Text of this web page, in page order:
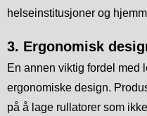
helseinstitusjoner og
3. Ergonomisk
En annen viktig fordel med
ergonomiske design.
på å lage rullatorer som